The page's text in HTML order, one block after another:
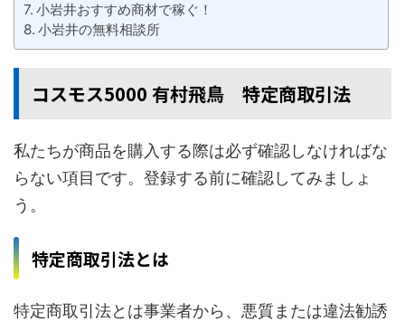
小岩井おすすめ商材で稼ぐ！
小岩井の無料相談所
コスモス5000 有村飛鳥 特定商取引法
私たちが商品を購入する際は必ず確認しなければな
らない項目です。登録する前に確認してみましょ
う。
特定商取引法とは
特定商取引法とは事業者から、悪質または違法勧誘